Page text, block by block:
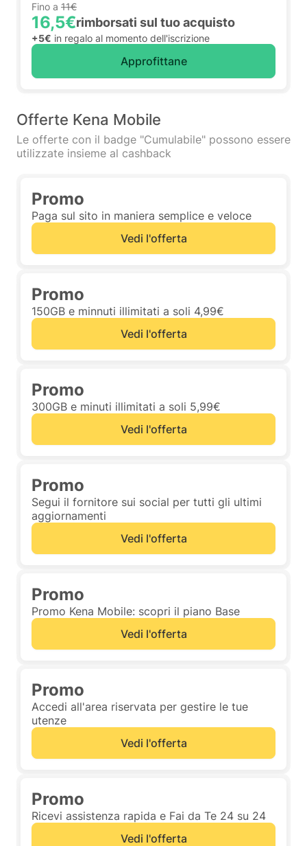
Fino a 11€
16,5€rimborsati sul tuo acquisto
+5€ in regalo al momento dell'iscrizione
Approfittane
Offerte Kena Mobile
Le offerte con il badge "Cumulabile" possono essere
utilizzate insieme al cashback
Promo
Paga sul sito in maniera semplice e veloce
Vedi l'offerta
Promo
150GB e minnuti illimitati a soli 4,99€
Vedi l'offerta
Promo
300GB e minuti illimitati a soli 5,99€
Vedi l'offerta
Promo
Segui il fornitore sui social per tutti gli ultimi
aggiornamenti
Vedi l'offerta
Promo
Promo Kena Mobile: scopri il piano Base
Vedi l'offerta
Promo
Accedi all'area riservata per gestire le tue
utenze
Vedi l'offerta
Promo
Ricevi assistenza rapida e Fai da Te 24 su 24
Vedi l'offerta